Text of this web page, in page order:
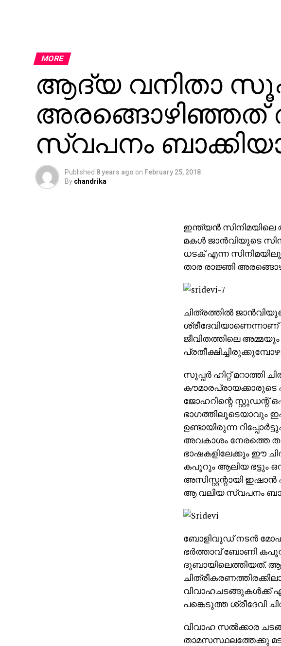
MORE
ആദ്യ വനിതാ
അരങ്ങൊഴിഞ്ഞത്
സ്വപനം
Published 8 years ago on February 25, 2018
By chandrika
ഇന്ത്യന്‍ സിനിമയിലെ
മകള്‍ ജാന്‍വിയുടെ
ധടക് എന്ന
താര രാജ്ഞി
ചിത്രത്തില്‍
ശ്രീദേവിയാണെന്നാണ്
ജീവിതത്തിലെ
സൂപ്പര്‍ ഹിറ്റ് മറാത്തി
ജോഹറിന്റെ സ്റ്റുഡന്റ്
ഭാഗത്തിലൂടെയാവും
ഉണ്ടായിരുന്ന
അവകാശം നേരത്തെ
ഭാഷകളിലേക്കും ഈ
കപൂറും ആലിയ ഭട്ടും
അസിസ്റ്റന്റായി
ആ വലിയ സ്വപനം
ബോളിവുഡ് നടന്‍
ഭര്‍ത്താവ് ബോണി
ദുബായിലെത്തിയത്.
വിവാഹചടങ്ങുകള്‍ക്ക്
പങ്കെടുത്ത ശ്രീദേവി
വിവാഹ സല്‍ക്കാര
താമസസ്ഥലത്തേക്കു